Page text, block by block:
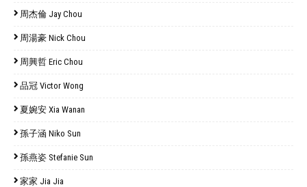
周杰倫 Jay Chou
周湯豪 Nick Chou
周興哲 Eric Chou
品冠 Victor Wong
夏婉安 Xia Wanan
孫子涵 Niko Sun
孫燕姿 Stefanie Sun
家家 Jia Jia